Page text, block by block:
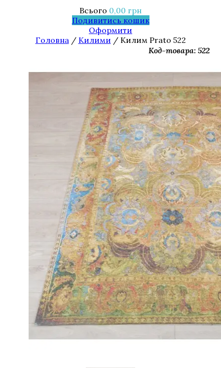
Всього 0,00 грн
Подивитись кошик
Оформити
Головна/ Килими / Килим Prato 522
Код-товара: 522